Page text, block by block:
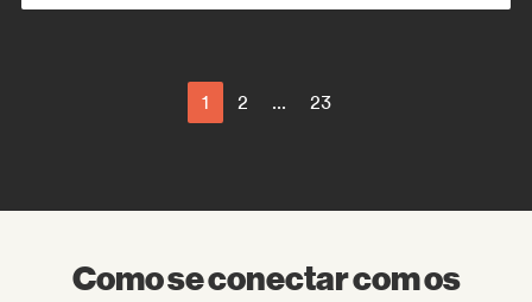
1 2 ... 23
Como se conectar com os